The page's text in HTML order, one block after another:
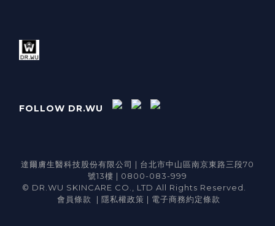
FOLLOW DR.WU
達爾膚生醫科技股份有限公司 | 台北市中山區南京東路三段70
號13樓 | 0800-083-999
© DR.WU SKINCARE CO., LTD All Rights Reserved.
會員條款
| 隱私權政策 | 電子商務約定條款